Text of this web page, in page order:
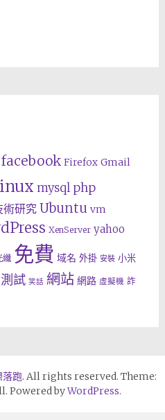
facebook Firefox Gmail
mysql php
術研究 Ubuntu vm
XenServer yahoo
纖 免費 域名 外掛 安裝 小米
測試 笑話 網站 網路 虛擬機 詐
落跑. All rights reserved. Theme:
Powered byWordPress.